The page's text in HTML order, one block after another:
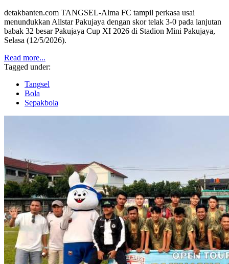
detakbanten.com TANGSEL-Alma FC tampil perkasa usai
menundukkan Allstar Pakujaya dengan skor telak 3-0 pada lanjutan
babak 32 besar Pakujaya Cup XI 2026 di Stadion Mini Pakujaya,
Selasa (12/5/2026).
Read more...
Tagged under:
Tangsel
Bola
Sepakbola